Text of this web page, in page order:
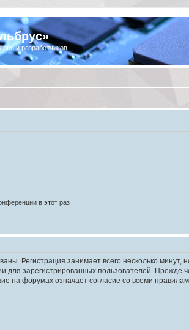
и разработчиков
в этот раз
Регистрация занимает всего несколько
для зарегистрированных пользователей. Прежде
на форумах означает согласие со всеми